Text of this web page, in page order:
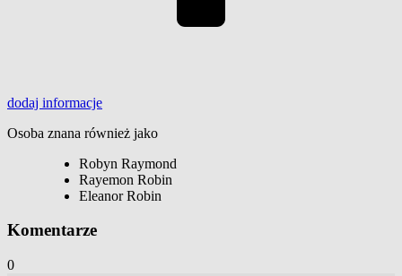
dodaj informacje
Osoba znana również jako
Robyn Raymond
Rayemon Robin
Eleanor Robin
Komentarze
0